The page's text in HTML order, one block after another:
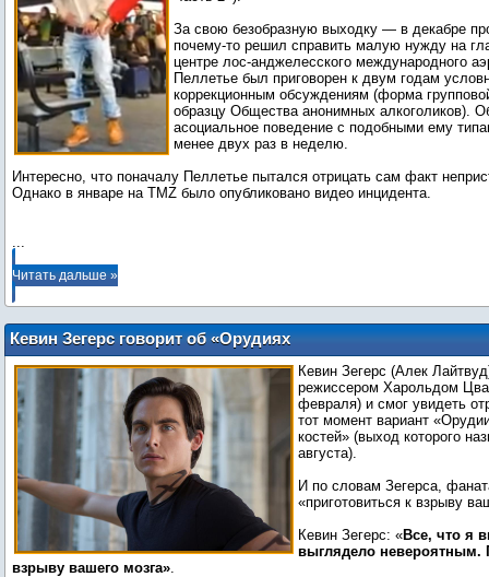
За свою безобразную выходку — в декабре
почему-то решил справить малую нужду на
центре лос-анджелесского международного
Пеллетье был приговорен к двум годам
коррекционным обсуждениям (форма
образцу Общества анонимных алкоголиков).
асоциальное поведение с подобными ему
менее двух раз в неделю.
Интересно, что поначалу Пеллетье пытался отрицать сам факт
Однако в январе на TMZ было опубликовано видео инцидента.
...
Читать дальше »
Кевин Зегерс говорит об «Орудиях
смерти»
Кевин Зегерс (Алек
режиссером Харольдом
февраля) и смог увидеть
тот момент вариант
костей» (выход которого
августа).
И по словам Зегерса,
«приготовиться к взрыву
Кевин Зегерс: «Все, что я
выглядело невероятным.
взрыву вашего мозга».